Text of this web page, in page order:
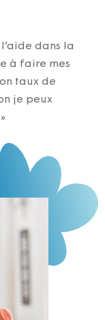
dans la
à faire mes
taux de
je peux